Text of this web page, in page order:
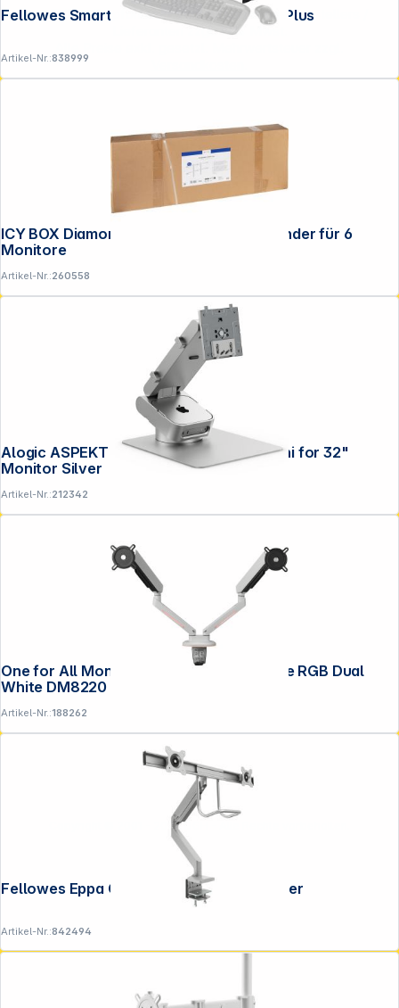
Fellowes Smart Suites Monitor Ständer Plus
Artikel-Nr.:838999
ICY BOX Diamond Stand 666 Monitorständer für 6
Monitore
Artikel-Nr.:260558
Alogic ASPEKT Omni Fold Stand Mac Mini for 32"
Monitor Silver
Artikel-Nr.:212342
One for All Monitor Halterung Experience RGB Dual
White DM8220
Artikel-Nr.:188262
Fellowes Eppa Crossbar Monitorarm silber
Artikel-Nr.:842494
**EVP = Empfohlener Verkaufspreis des Herstellers /
Lieferanten zzgl. 19% Mwst.
Copyright © 2001 - 2026 DGH - Alle Rechte vorbehalten.